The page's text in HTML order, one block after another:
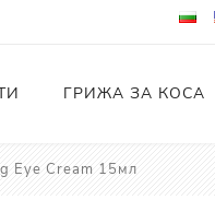
ГРИЖА ЗА КОСА
Eye Cream 15мл